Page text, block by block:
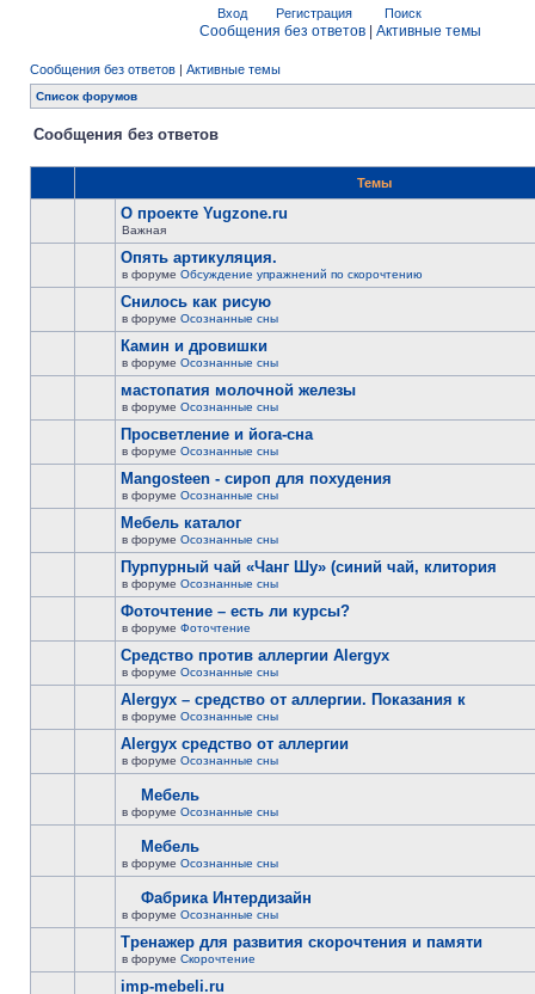
Вход Регистрация Поиск
Сообщения без ответов Активные темы
Сообщения без ответов | Активные темы
Список форумов
Сообщения без ответов
Темы
О проекте Yugzone.ru
Важная
Опять артикуляция.
в форуме Обсуждение упражнений по скорочтению
Снилось как рисую
в форуме Осознанные сны
Камин и дровишки
в форуме Осознанные сны
мастопатия молочной железы
в форуме Осознанные сны
Просветление и йога-сна
в форуме Осознанные сны
Mangosteen - сироп для похудения
в форуме Осознанные сны
Мебель каталог
в форуме Осознанные сны
Пурпурный чай «Чанг Шу» (синий чай, клитория
в форуме Осознанные сны
Фоточтение – есть ли курсы?
в форуме Фоточтение
Cредство против аллергии Alergyx
в форуме Осознанные сны
Alergyx – средство от аллергии. Показания к
в форуме Осознанные сны
Alergyx средство от аллергии
в форуме Осознанные сны
Мебель
в форуме Осознанные сны
Мебель
в форуме Осознанные сны
Фабрика Интердизайн
в форуме Осознанные сны
Тренажер для развития скорочтения и памяти
в форуме Скорочтение
imp-mebeli.ru